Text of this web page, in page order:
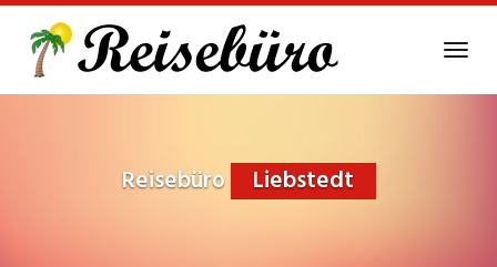
main
Reisebüro Liebstedt